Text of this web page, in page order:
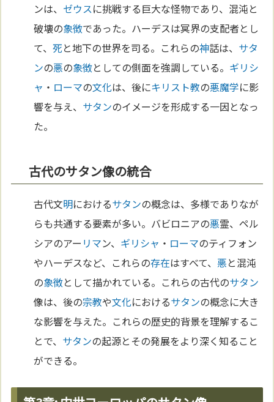
ンは、 ゼウスに挑戦する巨大な怪物であり、混沌と
破壊の象徴であった。ハーデスは冥界の支配者とし
て、死と地下の世界を司る。これらの神話は、 サタ
ンの悪の象徴としての側面を強調している。 ギリシ
ャ ・ ローマの文化は、後にキリスト教の悪魔学に影
響を与え、 サタンのイメージを形成する一因となっ
た。
古代のサタン像の統合
古代文明におけるサタンの概念は、多様でありなが
らも共通する要素が多い。バビロニアの悪霊、ペル
シアのアー リマン、 ギリシャ ・ ローマのティフォン
やハーデスなど、これらの存在はすべて、悪と混沌
の象徴として描かれている。これらの古代のサタン
像は、後の宗教や文化におけるサタンの概念に大き
な影響を与えた。これらの歴史的背景を理解するこ
とで、 サタンの起源とその発展をより深く知ること
ができる。